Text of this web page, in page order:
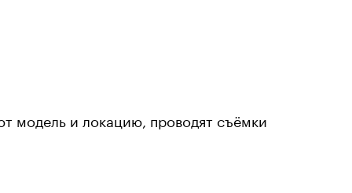
модель и локацию, проводят съёмки